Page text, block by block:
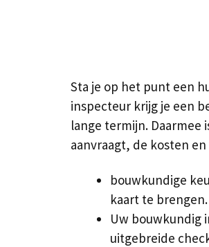
Sta je op het punt een
inspecteur krijg je een
lange termijn. Daarmee
aanvraagt, de kosten
bouwkundige
kaart te brengen.
Uw bouwkundig
uitgebreide